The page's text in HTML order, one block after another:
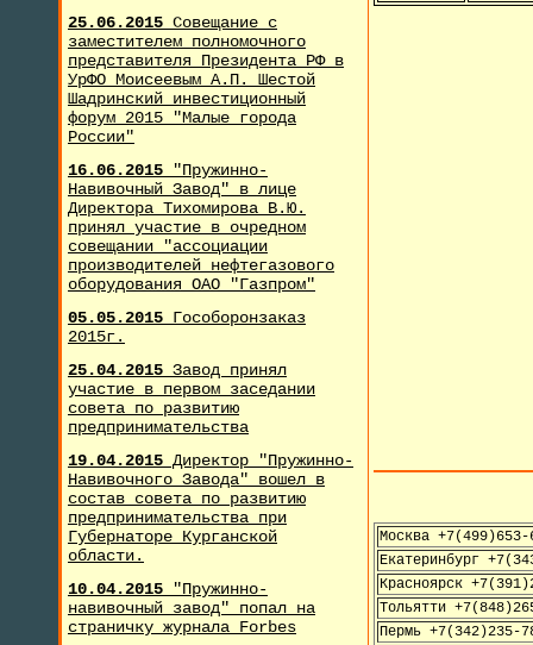
25.06.2015 Совещание с
заместителем полномочного
представителя Президента РФ в
УрФО Моисеевым А.П. Шестой
Шадринский инвестиционный
форум 2015 "Малые города
России"
16.06.2015
"Пружинно-
Навивочный Завод" в лице
Директора Тихомирова В.Ю.
принял участие в очредном
совещании "ассоциации
производителей нефтегазового
оборудования ОАО "Газпром"
05.05.2015 Гособоронзаказ
2015г.
25.04.2015 Завод принял
участие в первом заседании
совета по развитию
предпринимательства
19.04.2015 Директор "Пружинно-
Навивочного Завода" вошел в
состав совета по развитию
предпринимательства при
Губернаторе Курганской
области.
10.04.2015 "Пружинно-
навивочный завод" попал на
страничку журнала Forbes
Москва +7(499)653-
Екатеринбург
Красноярск
Тольятти
Пермь +7(342)235-